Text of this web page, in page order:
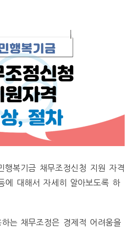
행복기금 채무조정신청 지원 자격
에 대해서 자세히 알아보도록 하
는 채무조정은 경제적 어려움을